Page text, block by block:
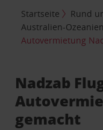
Startseite Rund
Australien-Ozeanien
Autovermietung
Nadzab
gemacht